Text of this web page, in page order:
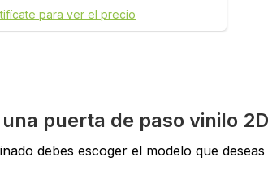
para ver el precio
puerta de paso vinilo
debes escoger el modelo que